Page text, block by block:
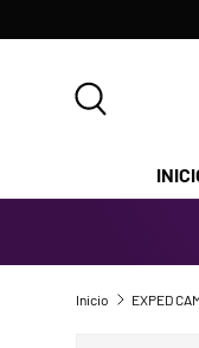
IR AL
Inicio EXPED